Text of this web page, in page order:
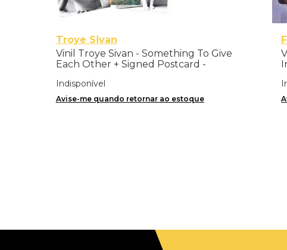
Troye Sivan
Vinil Troye Sivan - Something To Give
Each Other + Signed Postcard -
Indisponível
Avise-me quando retornar ao estoque